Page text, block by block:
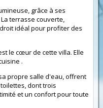
grâce à ses
terrasse couverte,
idéal pour profiter des
le cœur de cette villa. Elle
.
propre salle d'eau, offrent
dont trois
et un confort pour toute